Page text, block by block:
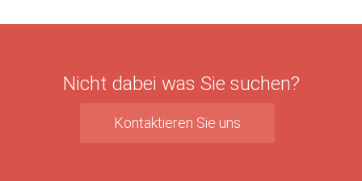
Nicht dabei was Sie suchen?
Kontaktieren Sie uns